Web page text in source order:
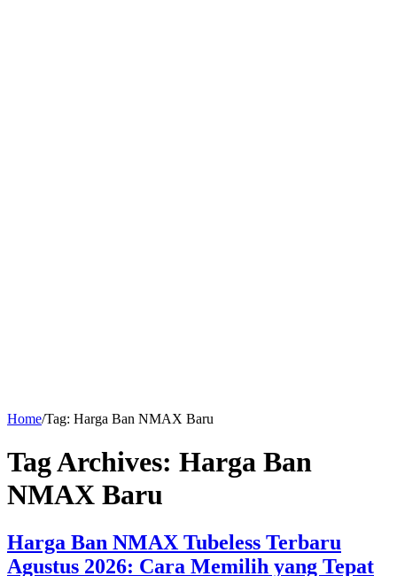
Home/Tag: Harga Ban NMAX Baru
Tag Archives: Harga Ban
NMAX Baru
Harga Ban NMAX Tubeless Terbaru
Agustus 2026: Cara Memilih yang Tepat